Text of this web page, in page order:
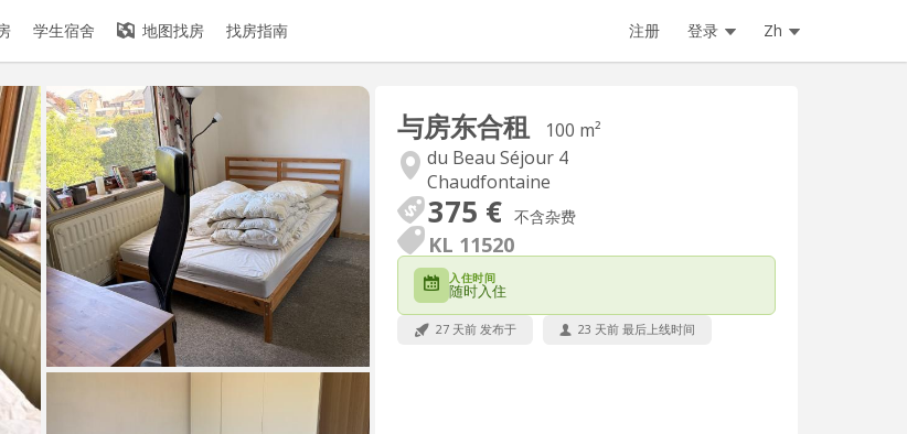
学生宿舍 地图找房 找房指南 注册 登录 Zh
与房东合租
100 m²
du Beau Séjour 4
Chaudfontaine
375 € 不含杂费
KL 11520
入住时间
随时入住
27 天前 发布于 23 天前 最后上线时间